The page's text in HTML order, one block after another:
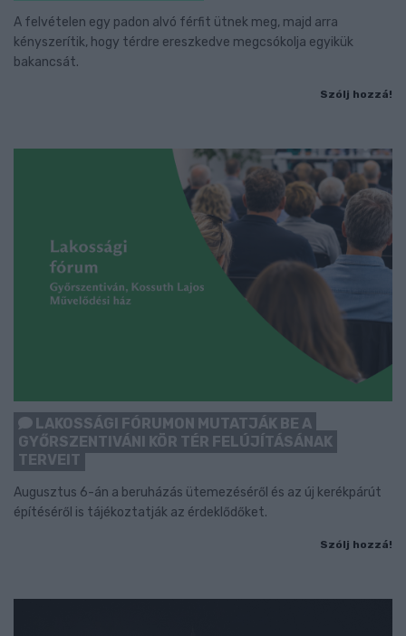
A felvételen egy padon alvó férfit ütnek meg, majd arra
kényszerítik, hogy térdre ereszkedve megcsókolja egyikük
bakancsát.
Szólj hozzá!
LAKOSSÁGI FÓRUMON MUTATJÁK BE A
GYŐRSZENTIVÁNI KÖR TÉR FELÚJÍTÁSÁNAK
TERVEIT
Augusztus 6-án a beruházás ütemezéséről és az új kerékpárút
építéséről is tájékoztatják az érdeklődőket.
Szólj hozzá!